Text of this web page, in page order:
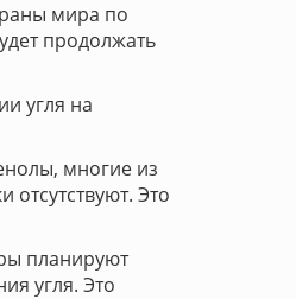
мира по
продолжать
угля на
многие из
Это
планируют
угля. Это